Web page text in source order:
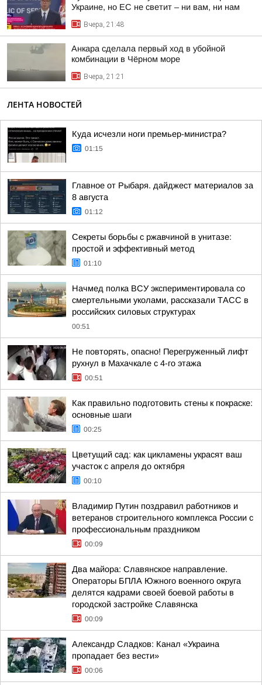
Украине, но ЕС не светит – ни вам, ни нам
Вчера, 21:48
Анкара сделала первый ход в убойной
комбинации в Чёрном море
Вчера, 21:21
ЛЕНТА НОВОСТЕЙ
Куда исчезли ноги премьер-министра?
01:15
Главное от Рыбаря. дайджест материалов за
8 августа
01:12
Секреты борьбы с ржавчиной в унитазе:
простой и эффективный метод
01:10
Начмед полка ВСУ экспериментировала со
смертельными уколами, рассказали ТАСС в
российских силовых структурах
00:51
Не повторять, опасно! Перегруженный лифт
рухнул в Махачкале с 4-го этажа
00:51
Как правильно подготовить стены к покраске:
основные шаги
00:25
Цветущий сад: как цикламены украсят ваш
участок с апреля до октября
00:10
Владимир Путин поздравил работников и
ветеранов строительного комплекса России с
профессиональным праздником
00:09
Два майора: Славянское направление.
Операторы БПЛА Южного военного округа
делятся кадрами своей боевой работы в
городской застройке Славянска
00:09
Александр Сладков: Канал «Украина
пропадает без вести»
00:06